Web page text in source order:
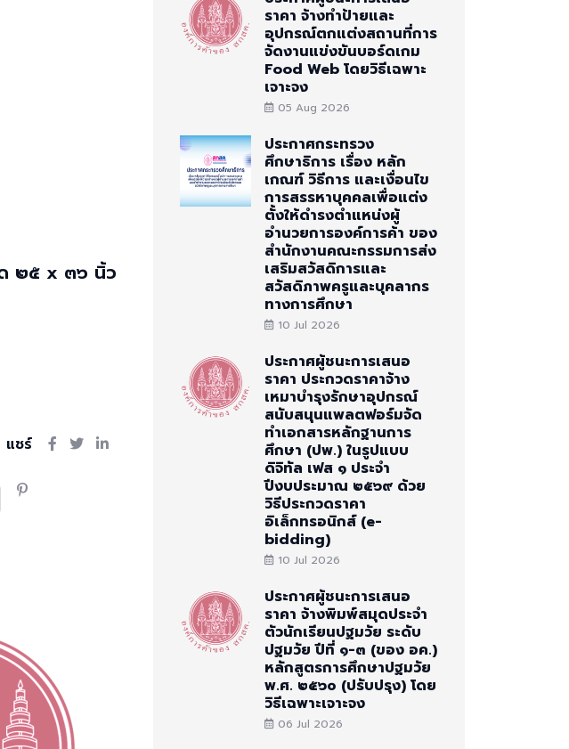
ด ๒๕ x ๓๖ นิ้ว
แชร์
ราคา จ้างทำป้ายและ
อุปกรณ์ตกแต่งสถานที่การ
จัดงานแข่งขันบอร์ดเกม
Food Web โดยวิธีเฉพาะ
เจาะจง
05 Aug 2026
ประกาศกระทรวง
ศึกษาธิการ เรื่อง หลัก
เกณฑ์ วิธีการ และเงื่อนไข
การสรรหาบุคคลเพื่อแต่ง
ตั้งให้ดำรงตำแหน่งผู้
อำนวยการองค์การค้า ของ
สำนักงานคณะกรรมการส่ง
เสริมสวัสดิการและ
สวัสดิภาพครูและบุคลากร
ทางการศึกษา
10 Jul 2026
ประกาศผู้ชนะการเสนอ
ราคา ประกวดราคาจ้าง
เหมาบำรุงรักษาอุปกรณ์
สนับสนุนแพลตฟอร์มจัด
ทำเอกสารหลักฐานการ
ศึกษา (ปพ.) ในรูปแบบ
ดิจิทัล เฟส ๑ ประจำ
ปีงบประมาณ ๒๕๖๙ ด้วย
วิธีประกวดราคา
อิเล็กทรอนิกส์ (e-
bidding)
10 Jul 2026
ประกาศผู้ชนะการเสนอ
ราคา จ้างพิมพ์สมุดประจำ
ตัวนักเรียนปฐมวัย ระดับ
ปฐมวัย ปีที่ ๑-๓ (ของ อค.)
หลักสูตรการศึกษาปฐมวัย
พ.ศ. ๒๕๖๐ (ปรับปรุง) โดย
วิธีเฉพาะเจาะจง
06 Jul 2026